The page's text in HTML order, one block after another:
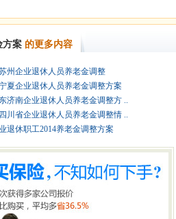
方案 的更多内容
州企业退休人员养老金调整
夏企业退休人员养老金调整方案
济南企业退休人员养老金调整方 ..
川省企业退休人员养老金调整情 ..
退休职工2014养老金调整方案